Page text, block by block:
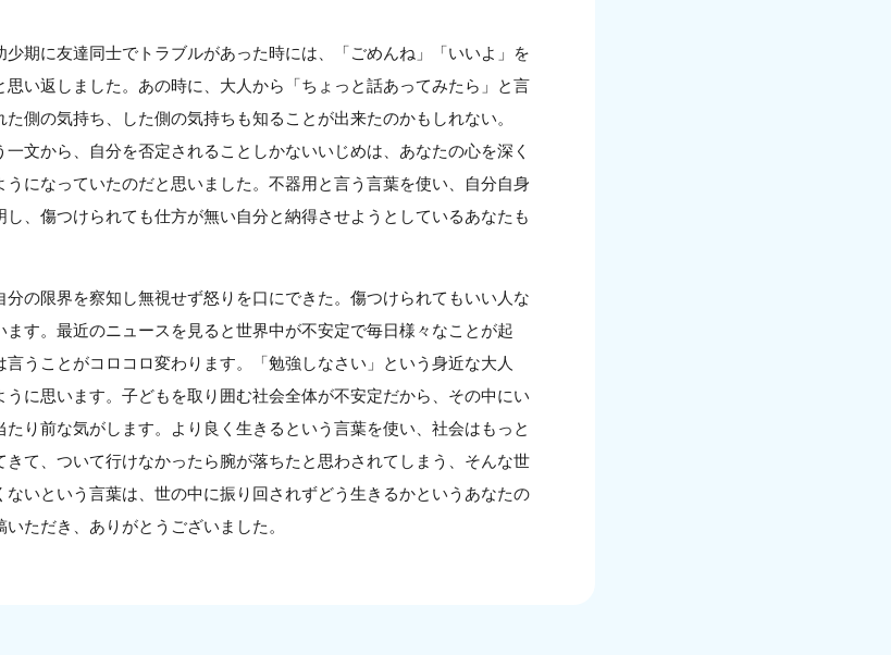
期に友達同士でトラブルがあった時には、「ごめんね」「いいよ」を
思い返しました。あの時に、大人から「ちょっと話あってみたら」と言
側の気持ち、した側の気持ちも知ることが出来たのかもしれない。
一文から、自分を否定されることしかないいじめは、あなたの心を深く
になっていたのだと思いました。不器用と言う言葉を使い、自分自身
、傷つけられても仕方が無い自分と納得させようとしているあなたも
の限界を察知し無視せず怒りを口にできた。傷つけられてもいい人な
ます。最近のニュースを見ると世界中が不安定で毎日様々なことが起
うことがコロコロ変わります。「勉強しなさい」という身近な大人
うに思います。子どもを取り囲む社会全体が不安定だから、その中にい
り前な気がします。より良く生きるという言葉を使い、社会はもっと
きて、ついて行けなかったら腕が落ちたと思わされてしまう、そんな世
いという言葉は、世の中に振り回されずどう生きるかというあなたの
ただき、ありがとうございました。